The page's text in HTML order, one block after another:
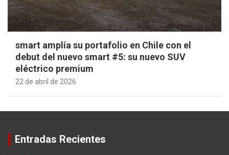
smart amplía su portafolio en Chile con el
debut del nuevo smart #5: su nuevo SUV
eléctrico premium
22 de abril de 2026
Entradas Recientes